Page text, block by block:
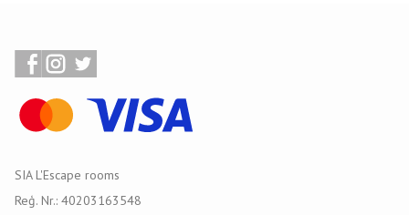
SIA L'Escape rooms
Reģ. Nr.: 40203163548